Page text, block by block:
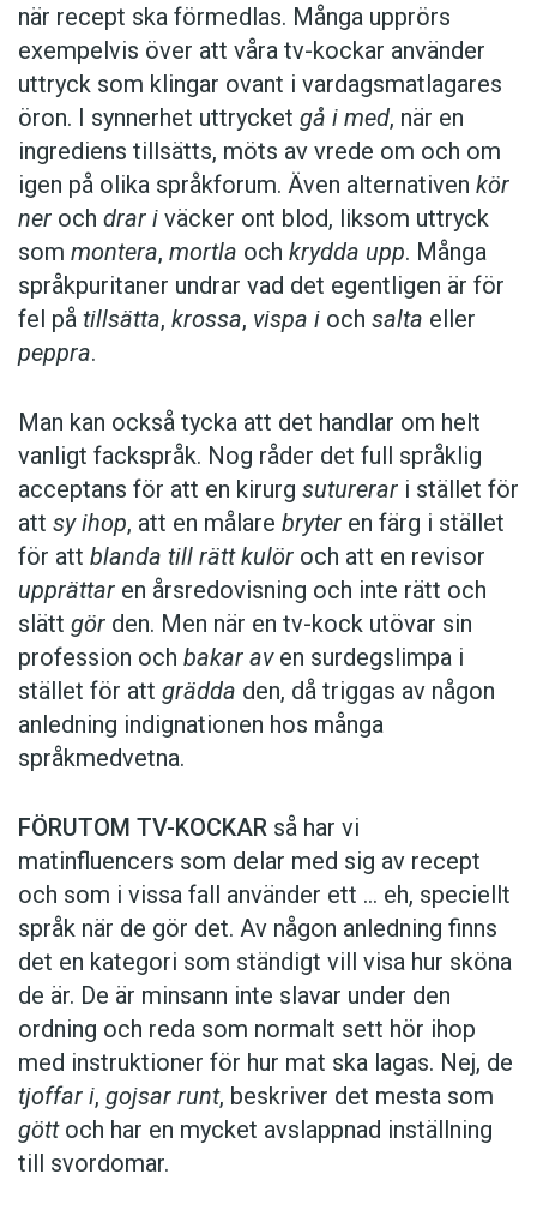
när recept ska förmedlas. Många upprörs
exempelvis över att våra tv-kockar använder
uttryck som klingar ovant i vardagsmatlagares
öron. I synnerhet uttrycket gå i med, när en
ingrediens tillsätts, möts av vrede om och om
igen på olika språkforum. Även alternativen kör
ner och drar i väcker ont blod, liksom uttryck
som montera, mortla och krydda upp. Många
språkpuritaner undrar vad det egentligen är för
fel på tillsätta, krossa, vispa i och salta eller
peppra.
Man kan också tycka att det handlar om helt
vanligt fackspråk. Nog råder det full språklig
acceptans för att en kirurg suturerar i stället för
att sy ihop, att en målare bryter en färg i stället
för att blanda till rätt kulör och att en revisor
upprättar en årsredovisning och inte rätt och
slätt gör den. Men när en tv-kock utövar sin
profession och bakar aven surdegslimpa i
stället för att grädda den, då triggas av någon
anledning indignationen hos många
språkmedvetna.
FÖRUTOM TV-KOCKAR så har vi
matinfluencers som delar med sig av recept
och som i vissa fall ­använder ett … eh, speciellt
språk när de gör det. Av någon anledning finns
det en kategori som ständigt vill visa hur sköna
de är. De är minsann inte slavar under den
ordning och reda som normalt sett hör ihop
med instruktioner för hur mat ska lagas. Nej, de
tjoffar i, gojsar runt, beskriver det mesta som
göttoch har en mycket avslappnad inställning
till svordomar.